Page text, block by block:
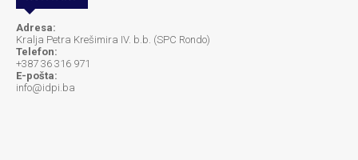
Adresa:
Kralja Petra Krešimira IV. b.b. (SPC Rondo)
Telefon:
+387 36 316 971
E-pošta:
info@idpi.ba